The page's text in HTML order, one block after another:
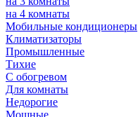
на 4 комнаты
Мобильные кондиционеры
Климатизаторы
Промышленные
Тихие
С обогревом
Для комнаты
Недорогие
Мощные